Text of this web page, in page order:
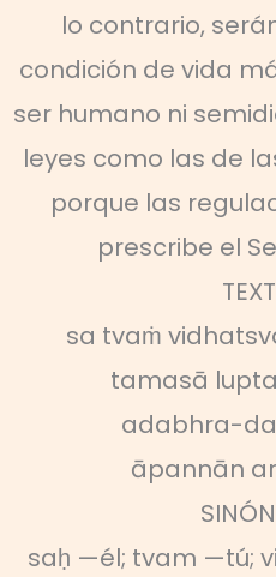
lo contrario,
condición de vida
ser humano ni
leyes como las de
porque las
prescribe el
sa tvaṁ
tamasā
adabhra-
āpannān
saḥ —él; tvam —tú;